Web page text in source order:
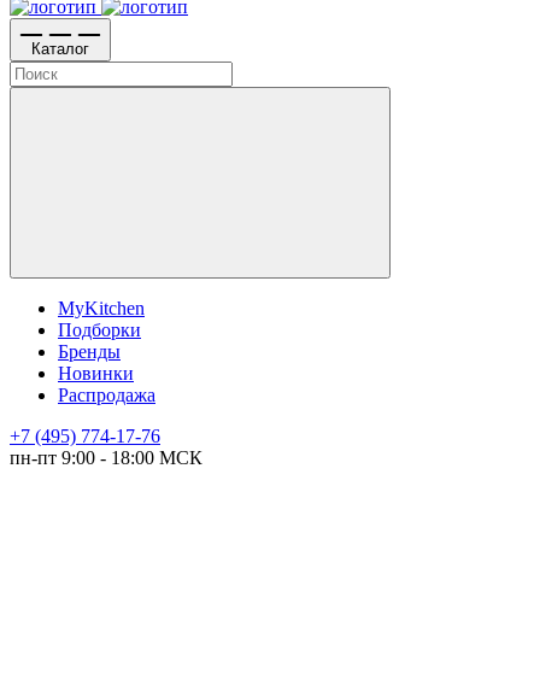
Каталог
MyKitchen
Подборки
Бренды
Новинки
Распродажа
+7 (495) 774-17-76
пн-пт 9:00 - 18:00 МСК